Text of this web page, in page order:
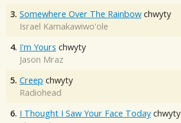
3. Somewhere Over The Rainbow chwyty
Israel Kamakawiwo'ole
4. I'm Yours chwyty
Jason Mraz
5. Creep chwyty
Radiohead
6. I Thought I Saw Your Face Today chwyty